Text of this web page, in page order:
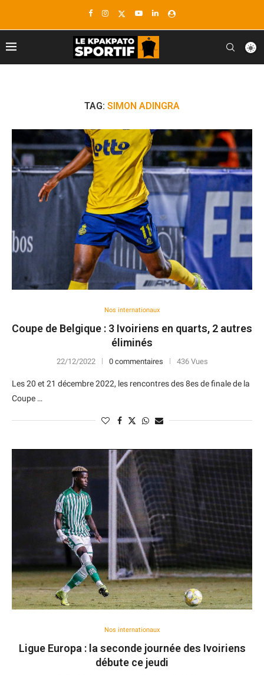
TAG: SIMON ADINGRA
Nos internationaux
Coupe de Belgique : 3 Ivoiriens en quarts, 2 autres
éliminés
22/12/2022 0 commentaires 436 Vues
Les 20 et 21 décembre 2022, les rencontres des 8es de finale de la
Coupe …
Nos internationaux
Ligue Europa : la seconde journée des Ivoiriens
débute ce jeudi